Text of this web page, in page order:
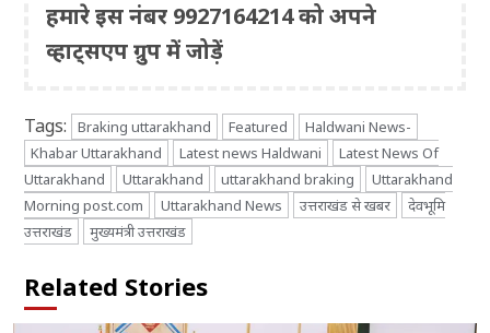
हमारे इस नंबर 9927164214 को अपने
व्हाट्सएप ग्रुप में जोड़ें
Tags: Braking uttarakhand Featured
Haldwani News-
Khabar Uttarakhand
Latest news Haldwani
Latest News Of
Uttarakhand
Uttarakhand uttarakhand braking
Uttarakhand
Morning post.com
Uttarakhand News उत्तराखंड से खबर
देवभूमि
उत्तराखंड
मुख्यमंत्री उत्तराखंड
Related Stories